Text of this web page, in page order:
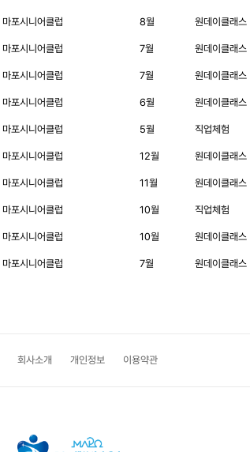
마포시니어클럽 8월 원데이클래스
마포시니어클럽 7월 원데이클래스
마포시니어클럽 7월 원데이클래스
마포시니어클럽 6월 원데이클래스
마포시니어클럽 5월 직업체험
마포시니어클럽 12월 원데이클래스
마포시니어클럽 11월 원데이클래스
마포시니어클럽 10월 직업체험
마포시니어클럽 10월 원데이클래스
마포시니어클럽 7월 원데이클래스
회사소개 개인정보 이용약관